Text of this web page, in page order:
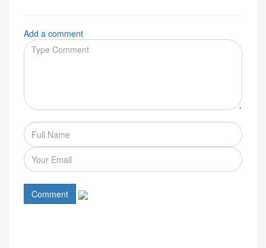
Add a comment
Comment